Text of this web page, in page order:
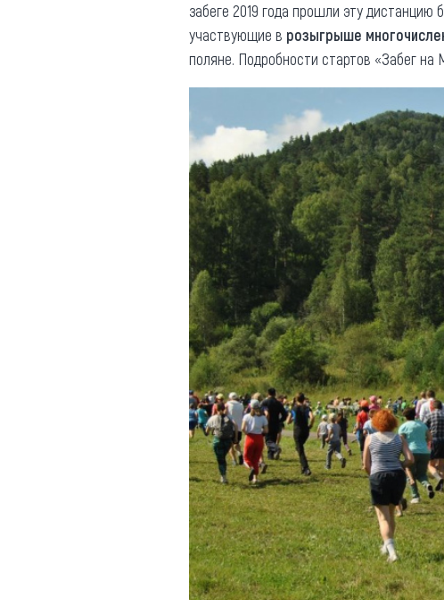
забеге 2019 года прошли эту дистанцию
участвующие в розыгрыше
поляне. Подробности стартов «Забег